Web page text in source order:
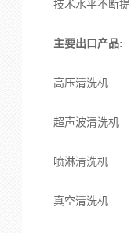
技术水平不断
主要出口产品:
高压清洗机
超声波清洗机
喷淋清洗机
真空清洗机